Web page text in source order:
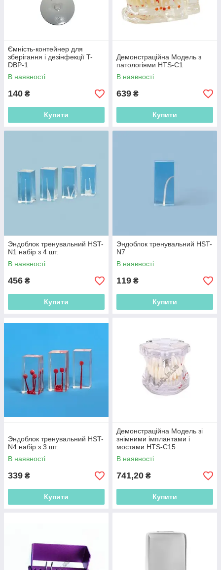
Ємність-контейнер для
зберігання і дезінфекції T-
DBP-1
В наявності
140 ₴
Купити
Демонстраційна Модель з
патологіями HTS-C1
В наявності
639 ₴
Купити
Эндоблок тренувальний HST-
N1 набір з 4 шт.
В наявності
456 ₴
Купити
Эндоблок тренувальний HST-
N7
В наявності
119 ₴
Купити
Эндоблок тренувальний HST-
N4 набір з 3 шт.
В наявності
339 ₴
Купити
Демонстраційна Модель зі
знімними імплантами і
мостами HTS-C15
В наявності
741,20 ₴
Купити